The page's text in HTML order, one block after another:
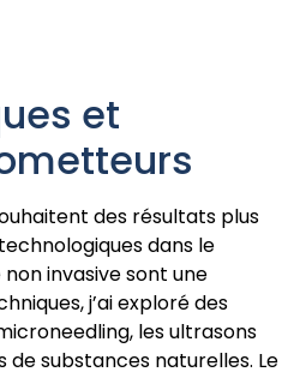
et
des résultats plus
dans le
invasive sont une
j’ai exploré des
les ultrasons
de substances naturelles. Le